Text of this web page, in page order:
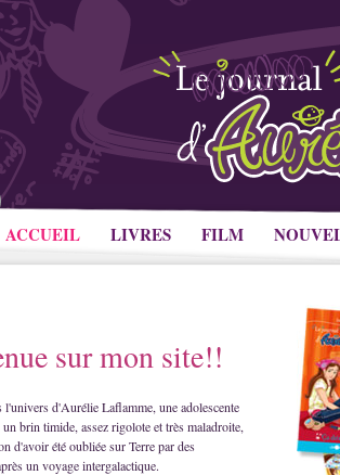
ACCUEIL LIVRES FILM
sur mon site!!
l'univers d'Aurélie Laflamme, une adolescente
un brin timide, assez rigolote et très maladroite,
d'avoir été oubliée sur Terre par des
un voyage intergalactique.